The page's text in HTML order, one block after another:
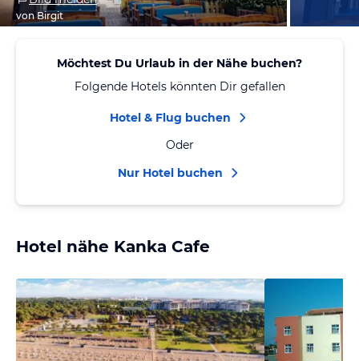
von Birgit
Möchtest Du Urlaub in der Nähe buchen?
Folgende Hotels könnten Dir gefallen
Hotel & Flug buchen
Oder
Nur Hotel buchen
Hotel nähe Kanka Cafe